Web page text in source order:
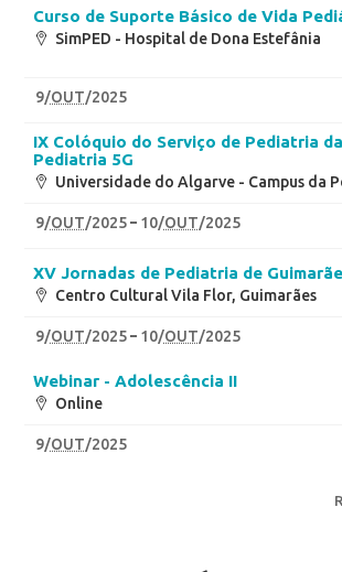
Curso de Suporte Básico de Vida
SimPED - Hospital de Dona Estefânia
9/OUT/2025
IX Colóquio do Serviço de Pediatria
Pediatria 5G
Universidade do Algarve - Campus da
9/OUT/2025 10/OUT/2025
XV Jornadas de Pediatria de
Centro Cultural Vila Flor, Guimarães
9/OUT/2025 10/OUT/2025
Webinar - Adolescência II
Online
9/OUT/2025